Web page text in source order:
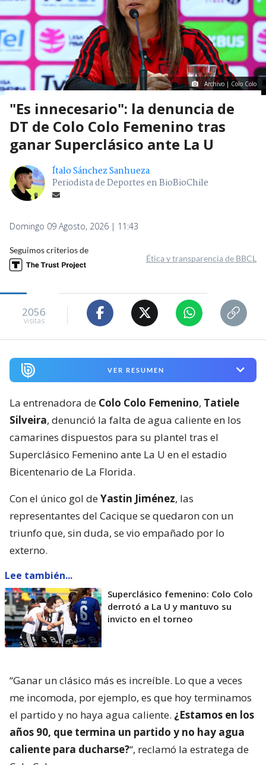
Archivo | Colo Colo
"Es innecesario": la denuncia de
DT de Colo Colo Femenino tras
ganar Superclásico ante La U
Ítalo Sánchez Sanhueza
Periodista de Deportes en BioBioChile
Domingo 09 Agosto, 2026 | 11:43
Seguimos criterios de
Ética y transparencia de BBCL
2056
visitas
VER RESUMEN
La entrenadora de Colo Colo Femenino, Tatiele
Silveira, denunció la falta de agua caliente en los
camarines dispuestos para su plantel tras el
Superclásico Femenino ante La U en el estadio
Bicentenario de La Florida.
Con el único gol deYastin Jiménez, las
representantes del Cacique se quedaron con un
triunfo que, sin duda, se vio empañado por lo
externo.
Lee también...
Superclásico femenino: Colo Colo
derrotó a La U y mantuvo su
invicto en el torneo
“Ganar un clásico más es increíble. Lo que a veces
me incomoda, por ejemplo, es que hoy terminamos
el partido y no haya agua caliente. ¿Estamos en los
años 90, que termina un partido y no hay agua
caliente para ducharse?“, reclamó la estratega de